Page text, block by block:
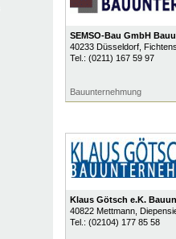
SEMSO-Bau GmbH
40233 Düsseldorf,
Tel.: (0211) 167 59 97
Bauunternehmung
Klaus Götsch e.K.
40822 Mettmann,
Tel.: (02104) 177 85 58